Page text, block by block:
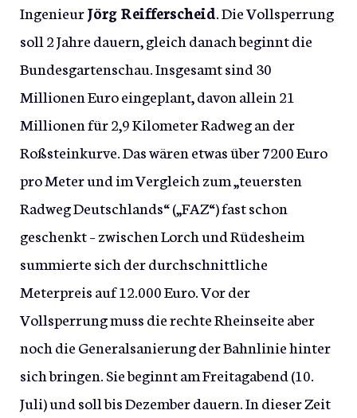
IngenieurJörg Reifferscheid. Die Vollsperrung
soll 2 Jahre dauern, gleich danach beginnt die
Bundesgartenschau. Insgesamt sind 30
Millionen Euro eingeplant, davon allein 21
Millionen für 2,9 Kilometer Radweg an der
Roßsteinkurve. Das wären etwas über 7200 Euro
pro Meter und im Vergleich zum „teuersten
Radweg Deutschlands“ („FAZ“) fast schon
geschenkt – zwischen Lorch und Rüdesheim
summierte sich der durchschnittliche
Meterpreis auf 12.000 Euro. Vor der
Vollsperrung muss die rechte Rheinseite aber
noch die Generalsanierung der Bahnlinie hinter
sich bringen. Sie beginnt am Freitagabend (10.
Juli) und soll bis Dezember dauern. In dieser Zeit